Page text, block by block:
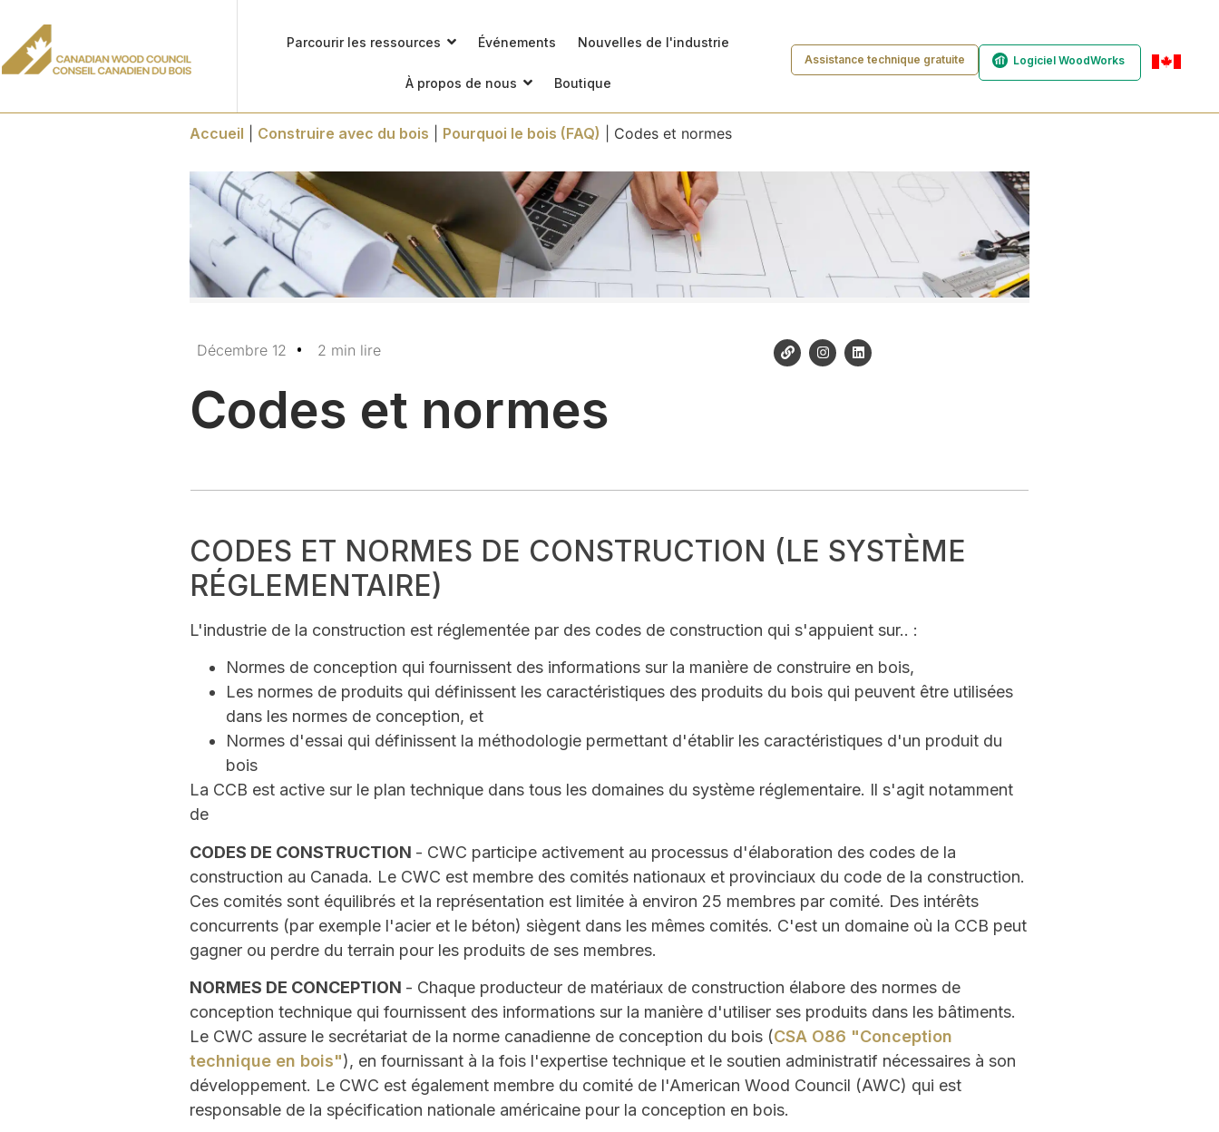
Parcourir les ressources Événements Nouvelles de l'industrie
À propos de nous Boutique
Assistance technique gratuite Logiciel WoodWorks
Accueil Construire avec du bois Pourquoi le bois (FAQ) Codes et normes
Décembre 12 2 min lire
Codes et normes
CODES ET NORMES DE CONSTRUCTION (LE SYSTÈME
RÉGLEMENTAIRE)
L'industrie de la construction est réglementée par des codes de construction qui s'appuient sur.. :
Normes de conception qui fournissent des informations sur la manière de construire en bois,
Les normes de produits qui définissent les caractéristiques des produits du bois qui peuvent être utilisées
dans les normes de conception, et
Normes d'essai qui définissent la méthodologie permettant d'établir les caractéristiques d'un produit du
bois
La CCB est active sur le plan technique dans tous les domaines du système réglementaire. Il s'agit notamment
de
CODES DE CONSTRUCTION - CWC participe activement au processus d'élaboration des codes de la
construction au Canada. Le CWC est membre des comités nationaux et provinciaux du code de la construction.
Ces comités sont équilibrés et la représentation est limitée à environ 25 membres par comité. Des intérêts
concurrents (par exemple l'acier et le béton) siègent dans les mêmes comités. C'est un domaine où la CCB peut
gagner ou perdre du terrain pour les produits de ses membres.
NORMES DE CONCEPTION - Chaque producteur de matériaux de construction élabore des normes de
conception technique qui fournissent des informations sur la manière d'utiliser ses produits dans les bâtiments.
Le CWC assure le secrétariat de la norme canadienne de conception du bois (CSA O86 "Conception
technique en bois"), en fournissant à la fois l'expertise technique et le soutien administratif nécessaires à son
développement. Le CWC est également membre du comité de l'American Wood Council (AWC) qui est
responsable de la spécification nationale américaine pour la conception en bois.